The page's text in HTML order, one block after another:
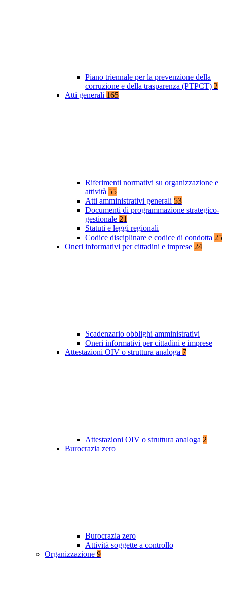
Piano triennale per la prevenzione della
corruzione e della trasparenza (PTPCT) 2
Atti generali 165
Riferimenti normativi su organizzazione e
attività 55
Atti amministrativi generali 53
Documenti di programmazione strategico-
gestionale 21
Statuti e leggi regionali
Codice disciplinare e codice di condotta 25
Oneri informativi per cittadini e imprese 24
Scadenzario obblighi amministrativi
Oneri informativi per cittadini e imprese
Attestazioni OIV o struttura analoga 7
Attestazioni OIV o struttura analoga 2
Burocrazia zero
Burocrazia zero
Attività soggette a controllo
Organizzazione 9